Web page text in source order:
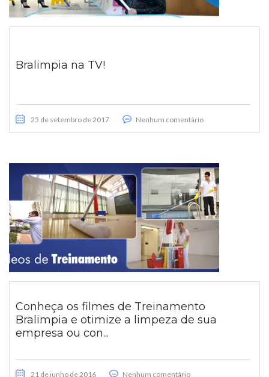
Bralimpia na TV!
25 de setembro de 2017 Nenhum comentário
Conheça os filmes de Treinamento
Bralimpia e otimize a limpeza de sua
empresa ou con...
21 de junho de 2016 Nenhum comentário